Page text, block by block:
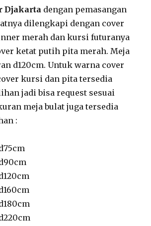
Djakarta dengan pemasangan
dilengkapi dengan cover
merah dan kursi futuranya
ketat putih pita merah. Meja
d120cm. Untuk warna cover
kursi dan pita tersedia
jadi bisa request sesuai
meja bulat juga tersedia
: